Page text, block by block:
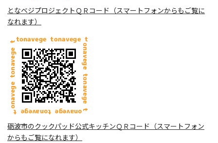
となベジプロジェクトＱＲコード（スマートフォンからもご覧に
なれます）
砺波市のクックパッド公式キッチンＱＲコード（スマートフォン
からもご覧になれます）